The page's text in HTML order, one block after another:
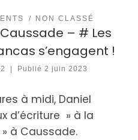
NON CLASSÉ
– # Les
s’engagent !
Publié 2 juin 2023
à midi, Daniel
d’écriture » à la
à Caussade.